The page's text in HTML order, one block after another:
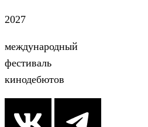
2027
международный
фестиваль
кинодебютов